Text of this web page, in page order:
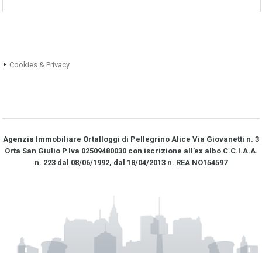
Cookies & Privacy
Agenzia Immobiliare Ortalloggi di Pellegrino Alice Via Giovanetti n. 3
Orta San Giulio P.Iva 02509480030 con iscrizione all’ex albo C.C.I.A.A.
n. 223 dal 08/06/1992, dal 18/04/2013 n. REA NO­154597